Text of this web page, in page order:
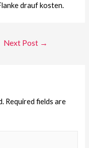
drauf kosten.
Next Post →
Required fields are